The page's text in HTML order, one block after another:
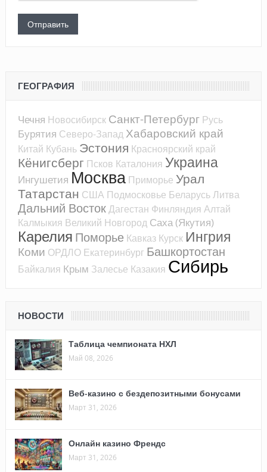
ГЕОГРАФИЯ
Чечня Новосибирск Санкт-Петербург Русь
Бурятия Северо-Запад Хабаровский край
Китай Кубань Эстония Красноярский край
Кёнигсберг Псков Каталония Украина
Ингушетия Москва Приморье Урал
Татарстан США Подмосковье БеларусьЛитва
Дальний ВостокДагестан Финляндия Алтай
Калмыкия Великий Новгород Саха (Якутия)
Карелия Поморье Кавказ Курск Ингрия
Коми ОРДЛО Екатеринбург Башкортостан
Байкалия Крым Залесье Казакия Сибирь
НОВОСТИ
Таблица чемпионата НХЛ
Май 08, 2026
Веб-казино с бездепозитными бонусами
Март 31, 2026
Онлайн казино Френдс
Март 31, 2026